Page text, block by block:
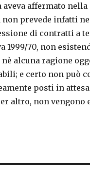
affermato nella
prevede infatti
di contratti a
1999/70, non
alcuna ragione
e certo non può
posti in
altro, non vengono